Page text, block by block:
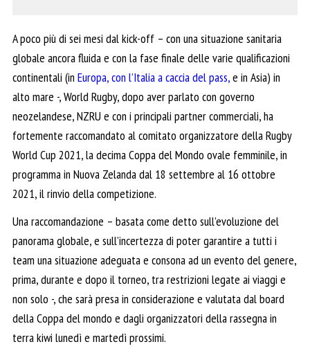
A poco più di sei mesi dal kick-off – con una situazione sanitaria
globale ancora fluida e con la fase finale delle varie qualificazioni
continentali (in Europa, con l’Italia a caccia del pass,e in Asia) in
alto mare -, World Rugby, dopo aver parlato con governo
neozelandese, NZRU e con i principali partner commerciali, ha
fortemente raccomandato al comitato organizzatore della Rugby
World Cup 2021, la decima Coppa del Mondo ovale femminile, in
programma in Nuova Zelanda dal 18 settembre al 16 ottobre
2021, il rinvio della competizione.
Una raccomandazione – basata come detto sull’evoluzione del
panorama globale, e sull’incertezza di poter garantire a tutti i
team una situazione adeguata e consona ad un evento del genere,
prima, durante e dopo il torneo, tra restrizioni legate ai viaggi e
non solo -, che sarà presa in considerazione e valutata dal board
della Coppa del mondo e dagli organizzatori della rassegna in
terra kiwi lunedì e martedì prossimi.